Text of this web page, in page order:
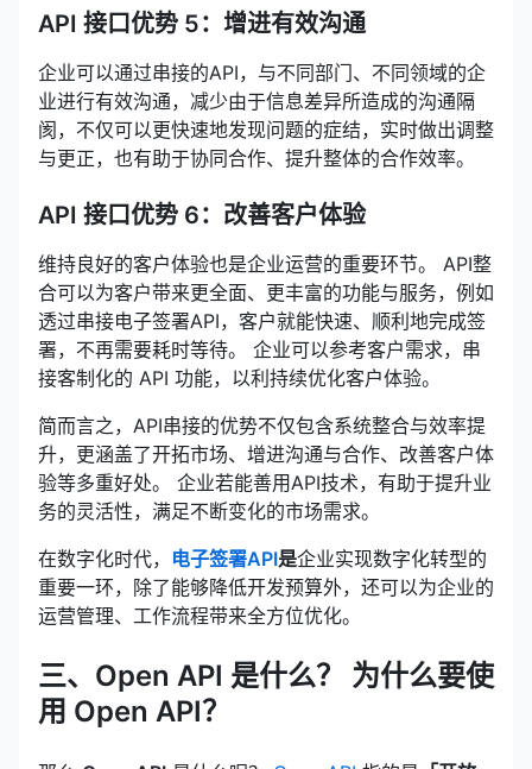
API 接口优势 5：增进有效沟通
企业可以通过串接的API，与不同部门、不同领域的企
业进行有效沟通，减少由于信息差异所造成的沟通隔
阂，不仅可以更快速地发现问题的症结，实时做出调整
与更正，也有助于协同合作、提升整体的合作效率。
API 接口优势 6：改善客户体验
维持良好的客户体验也是企业运营的重要环节。 API整
合可以为客户带来更全面、更丰富的功能与服务，例如
透过串接电子签署API，客户就能快速、顺利地完成签
署，不再需要耗时等待。 企业可以参考客户需求，串
接客制化的 API 功能，以利持续优化客户体验。
简而言之，API串接的优势不仅包含系统整合与效率提
升，更涵盖了开拓市场、增进沟通与合作、改善客户体
验等多重好处。 企业若能善用API技术，有助于提升业
务的灵活性，满足不断变化的市场需求。
在数字化时代， 电子签署API是企业实现数字化转型的
重要一环，除了能够降低开发预算外，还可以为企业的
运营管理、工作流程带来全方位优化。
三、Open API 是什么？ 为什么要使
用 Open API？